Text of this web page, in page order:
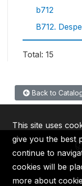
b712
B712.
Total: 15
Back to
IBRD
This site uses
give you the best
continue to
cookies will be
more about